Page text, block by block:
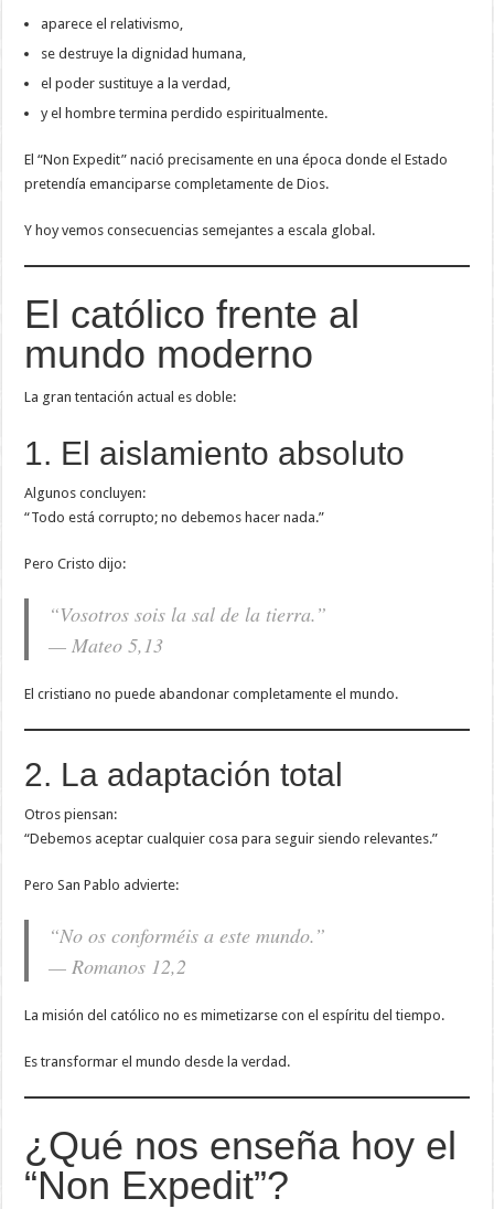
aparece el relativismo,
se destruye la dignidad humana,
el poder sustituye a la verdad,
y el hombre termina perdido espiritualmente.
El “Non Expedit” nació precisamente en una época donde el Estado
pretendía emanciparse completamente de Dios.
Y hoy vemos consecuencias semejantes a escala global.
El católico frente al
mundo moderno
La gran tentación actual es doble:
1. El aislamiento absoluto
Algunos concluyen:
“Todo está corrupto; no debemos hacer nada.”
Pero Cristo dijo:
“Vosotros sois la sal de la tierra.”
— Mateo 5,13
El cristiano no puede abandonar completamente el mundo.
2. La adaptación total
Otros piensan:
“Debemos aceptar cualquier cosa para seguir siendo relevantes.”
Pero San Pablo advierte:
“No os conforméis a este mundo.”
— Romanos 12,2
La misión del católico no es mimetizarse con el espíritu del tiempo.
Es transformar el mundo desde la verdad.
¿Qué nos enseña hoy el
“Non Expedit”?